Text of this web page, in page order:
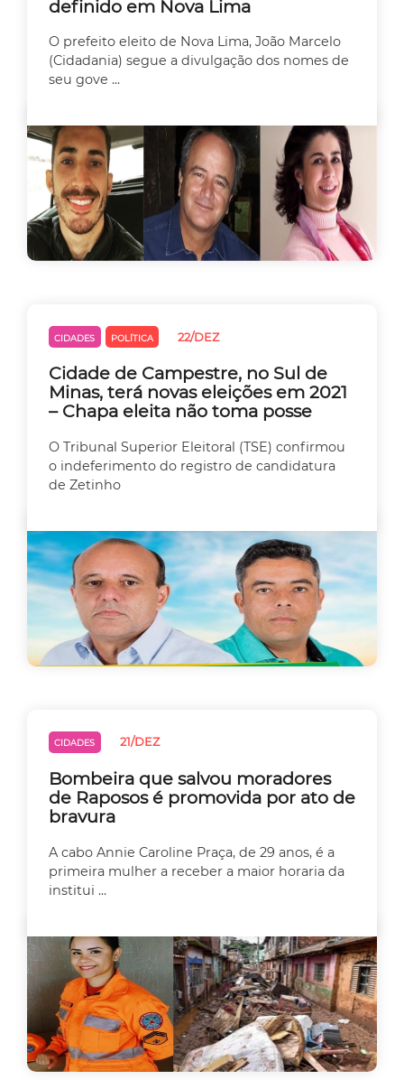
definido em Nova Lima
O prefeito eleito de Nova Lima, João Marcelo
(Cidadania) segue a divulgação dos nomes de
seu gove ...
CIDADES POLÍTICA 22/DEZ
Cidade de Campestre, no Sul de
Minas, terá novas eleições em 2021
– Chapa eleita não toma posse
O Tribunal Superior Eleitoral (TSE) confirmou
o indeferimento do registro de candidatura
de Zetinho
CIDADES 21/DEZ
Bombeira que salvou moradores
de Raposos é promovida por ato de
bravura
A cabo Annie Caroline Praça, de 29 anos, é a
primeira mulher a receber a maior horaria da
institui ...